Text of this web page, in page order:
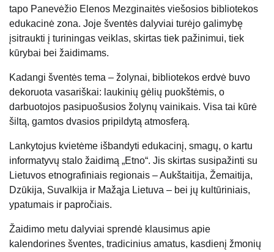
tapo Panevėžio Elenos Mezginaitės viešosios bibliotekos
edukacinė zona. Joje šventės dalyviai turėjo galimybę
įsitraukti į turiningas veiklas, skirtas tiek pažinimui, tiek
kūrybai bei žaidimams.
Kadangi šventės tema – žolynai, bibliotekos erdvė buvo
dekoruota vasariškai: laukinių gėlių puokštėmis, o
darbuotojos pasipuošusios žolynų vainikais. Visa tai kūrė
šiltą, gamtos dvasios pripildytą atmosferą.
Lankytojus kvietėme išbandyti edukacinį, smagų, o kartu
informatyvų stalo žaidimą „Etno“. Jis skirtas susipažinti su
Lietuvos etnografiniais regionais – Aukštaitija, Žemaitija,
Dzūkija, Suvalkija ir Mažąja Lietuva – bei jų kultūriniais,
ypatumais ir papročiais.
Žaidimo metu dalyviai sprendė klausimus apie
kalendorines šventes, tradicinius amatus, kasdienį žmonių